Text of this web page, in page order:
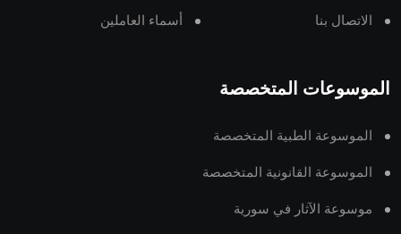
الاتصال بنا أسماء العاملين
الموسوعات المتخصصة
الموسوعة الطبية المتخصصة
الموسوعة القانونية المتخصصة
موسوعة الآثار في سورية